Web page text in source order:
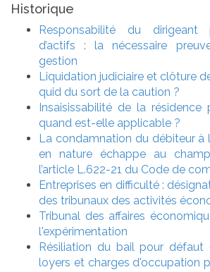
Historique
Responsabilité du dirigeant
d’actifs : la nécessaire
gestion
Liquidation judiciaire et clôture
quid du sort de la caution ?
Insaisissabilité de la résidence
quand est-elle applicable ?
La condamnation du débiteur à
en nature échappe au
l’article L.622-21 du Code de
Entreprises en difficulté :
des tribunaux des activités
Tribunal des affaires
l'expérimentation
Résiliation du bail pour défaut
loyers et charges d'occupation